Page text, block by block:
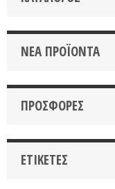
ΝΈΑ ΠΡΟΪΌΝΤΑ
ΠΡΟΣΦΟΡΈΣ
ΕΤΙΚΈΤΕΣ